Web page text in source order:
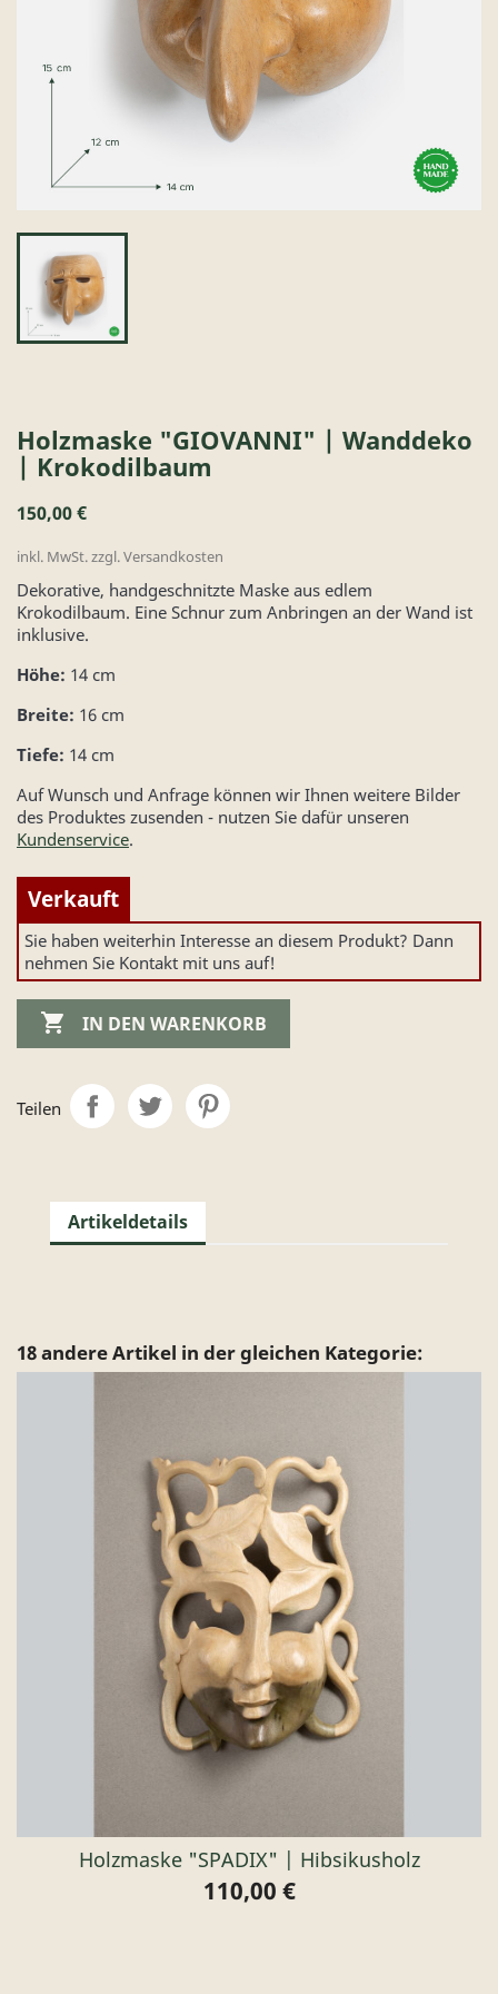
Holzmaske "GIOVANNI" | Wanddeko
| Krokodilbaum
150,00 €
inkl. MwSt. zzgl. Versandkosten
Dekorative, handgeschnitzte Maske aus edlem
Krokodilbaum. Eine Schnur zum Anbringen an der Wand ist
inklusive.
Höhe: 14 cm
Breite: 16 cm
Tiefe: 14 cm
Auf Wunsch und Anfrage können wir Ihnen weitere Bilder
des Produktes zusenden - nutzen Sie dafür unseren
Kundenservice.
Verkauft
Sie haben weiterhin Interesse an diesem Produkt? Dann
nehmen Sie Kontakt mit uns auf!
 IN DEN WARENKORB
Teilen
Artikeldetails
18 andere Artikel in der gleichen Kategorie:
Holzmaske "SPADIX" | Hibsikusholz
Preis
110,00 €